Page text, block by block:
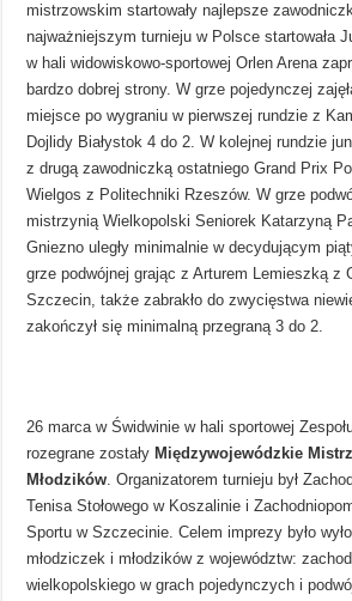
mistrzowskim startowały najlepsze
najważniejszym turnieju w Polsce startowała
w hali widowiskowo-sportowej Orlen Arena
bardzo dobrej strony. W grze pojedynczej
miejsce po wygraniu w pierwszej rundzie z
Dojlidy Białystok 4 do 2. W kolejnej rundzie
z drugą zawodniczką ostatniego Grand Prix
Wielgos z Politechniki Rzeszów. W grze
mistrzynią Wielkopolski Seniorek Katarzyną
Gniezno uległy minimalnie w decydującym
grze podwójnej grając z Arturem Lemieszką z
Szczecin, także zabrakło do zwycięstwa
zakończył się minimalną przegraną 3 do 2.
26 marca w Świdwinie w hali sportowej
rozegrane zostały Międzywojewódzkie
Młodzików. Organizatorem turnieju był
Tenisa Stołowego w Koszalinie i
Sportu w Szczecinie. Celem imprezy było
młodziczek i młodzików z województw:
wielkopolskiego w grach pojedynczych i